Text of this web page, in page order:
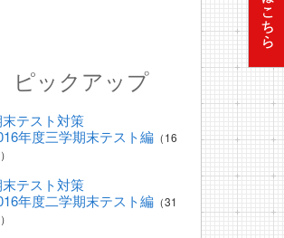
ピックアップ
テスト対策
年度三学期末テスト編 （16
テスト対策
年度二学期末テスト編 （31